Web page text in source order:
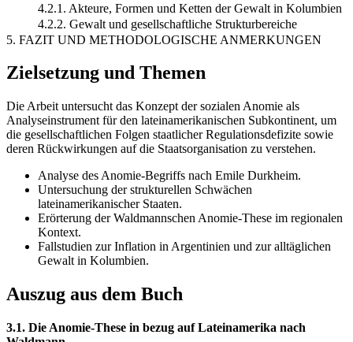
4.2.1. Akteure, Formen und Ketten der Gewalt in Kolumbien
4.2.2. Gewalt und gesellschaftliche Strukturbereiche
5. FAZIT UND METHODOLOGISCHE ANMERKUNGEN
Zielsetzung und Themen
Die Arbeit untersucht das Konzept der sozialen Anomie als
Analyseinstrument für den lateinamerikanischen Subkontinent, um
die gesellschaftlichen Folgen staatlicher Regulationsdefizite sowie
deren Rückwirkungen auf die Staatsorganisation zu verstehen.
Analyse des Anomie-Begriffs nach Emile Durkheim.
Untersuchung der strukturellen Schwächen
lateinamerikanischer Staaten.
Erörterung der Waldmannschen Anomie-These im regionalen
Kontext.
Fallstudien zur Inflation in Argentinien und zur alltäglichen
Gewalt in Kolumbien.
Auszug aus dem Buch
3.1. Die Anomie-These in bezug auf Lateinamerika nach